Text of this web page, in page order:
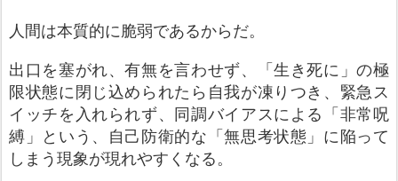
人間は本質的に脆弱であるからだ。
出口を塞がれ、有無を言わせず、「生き死に」の極
限状態に閉じ込められたら自我が凍りつき、緊急ス
イッチを入れられず、同調バイアスによる「非常呪
縛」という、自己防衛的な「無思考状態」に陥って
しまう現象が現れやすくなる。